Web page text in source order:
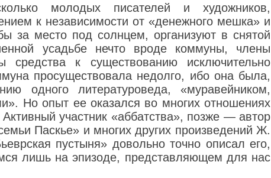
молодых писателей и художников,
к независимости от «денежного мешка» и
за место под солнцем, организуют в снятой
усадьбе нечто вроде коммуны, члены
средства к существованию исключительно
просуществовала недолго, ибо она была,
одного литературоведа, «муравейником,
Но опыт ее оказался во многих отношениях
участник «аббатства», позже — автор
Паскье» и многих других произведений Ж.
пустыня» довольно точно описал его,
лишь на эпизоде, представляющем для нас